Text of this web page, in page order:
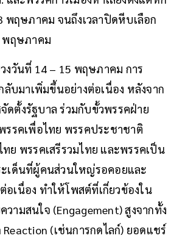
พฤษภาคม จนถึงเวลาปิดหีบเลือก
พฤษภาคม
งวันที่ 14 – 15 พฤษภาคม การ
ลับมาเพิ่มขึ้นอย่างต่อเนื่อง หลังจาก
ดตั้งรัฐบาล ร่วมกับขั้วพรรคฝ่าย
รรคเพื่อไทย พรรคประชาชาติ
ทย พรรคเสรีรวมไทย และพรรคเป็น
ะเด็นที่ผู้คนส่วนใหญ่รอคอยและ
อเนื่อง ทำให้โพสต์ที่เกี่ยวข้องใน
วามสนใจ (Engagement) สูงจากทั้ง
(เช่นการกดไลก์) ยอดแชร์